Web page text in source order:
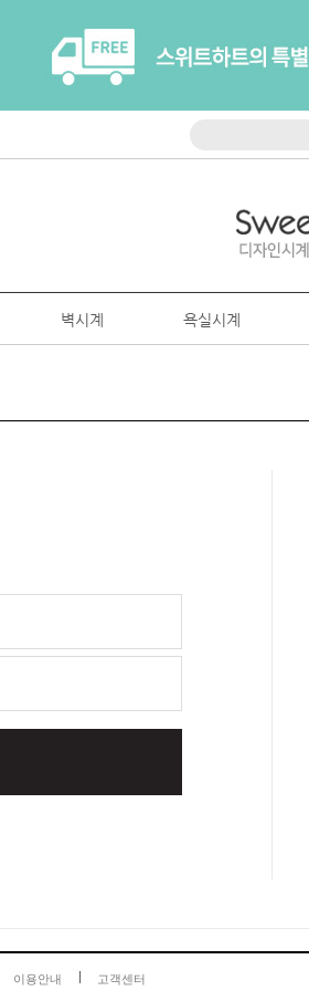
벽시계 욕실시계
이용안내 고객센터